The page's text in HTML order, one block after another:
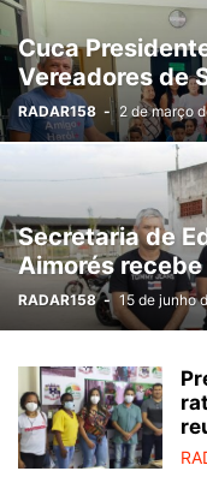
MORTE
PORTE ILEGAL DE
SEM CATEGORIA
TRÁFICO DE DROGAS
VIDEO
Cuca
Vereadores de
RADAR158 - 2 de março
Secretaria de
Aimorés
RADAR158 - 15 de junho